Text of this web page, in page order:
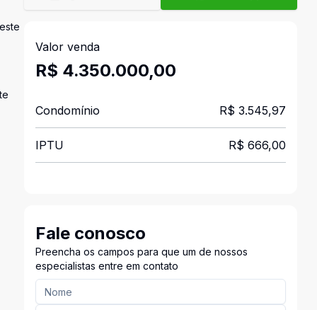
Valor venda
R$ 4.350.000,00
Condomínio R$ 3.545,97
IPTU R$ 666,00
Fale conosco
Preencha os campos para que um de nossos
especialistas entre em contato